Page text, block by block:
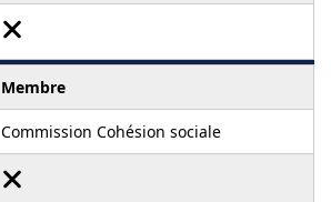
Membre
Commission Cohésion sociale